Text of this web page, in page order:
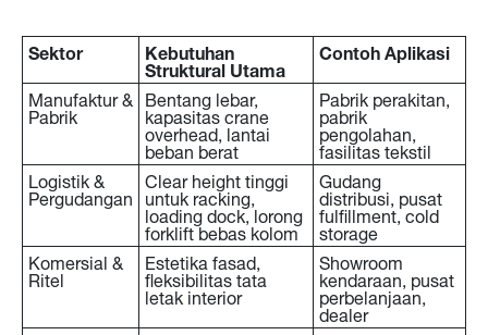
Sektor Kebutuhan
Struktural Utama
Contoh Aplikasi
Manufaktur &
Pabrik
Bentang lebar,
kapasitas crane
overhead, lantai
beban berat
Pabrik perakitan,
pabrik
pengolahan,
fasilitas tekstil
Logistik &
Pergudangan
Clear height tinggi
untuk racking,
loading dock, lorong
forklift bebas kolom
Gudang
distribusi, pusat
fulfillment, cold
storage
Komersial &
Ritel
Estetika fasad,
fleksibilitas tata
letak interior
Showroom
kendaraan, pusat
perbelanjaan,
dealer